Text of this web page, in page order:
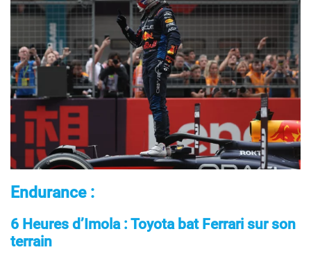
Endurance :
6 Heures d’Imola : Toyota bat Ferrari sur son
terrain